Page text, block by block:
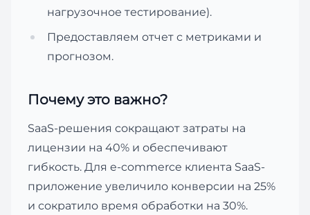
нагрузочное тестирование).
Предоставляем отчет с метриками и
прогнозом.
Почему это важно?
SaaS-решения сокращают затраты на
лицензии на 40% и обеспечивают
гибкость. Для e-commerce клиента SaaS-
приложение увеличило конверсии на 25%
и сократило время обработки на 30%.